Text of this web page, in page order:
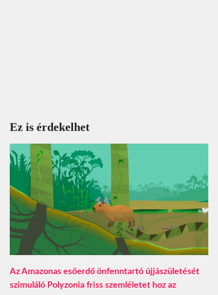
Ez is érdekelhet
Az Amazonas esőerdő önfenntartó újjászületését
szimuláló Polyzonia friss szemléletet hoz az